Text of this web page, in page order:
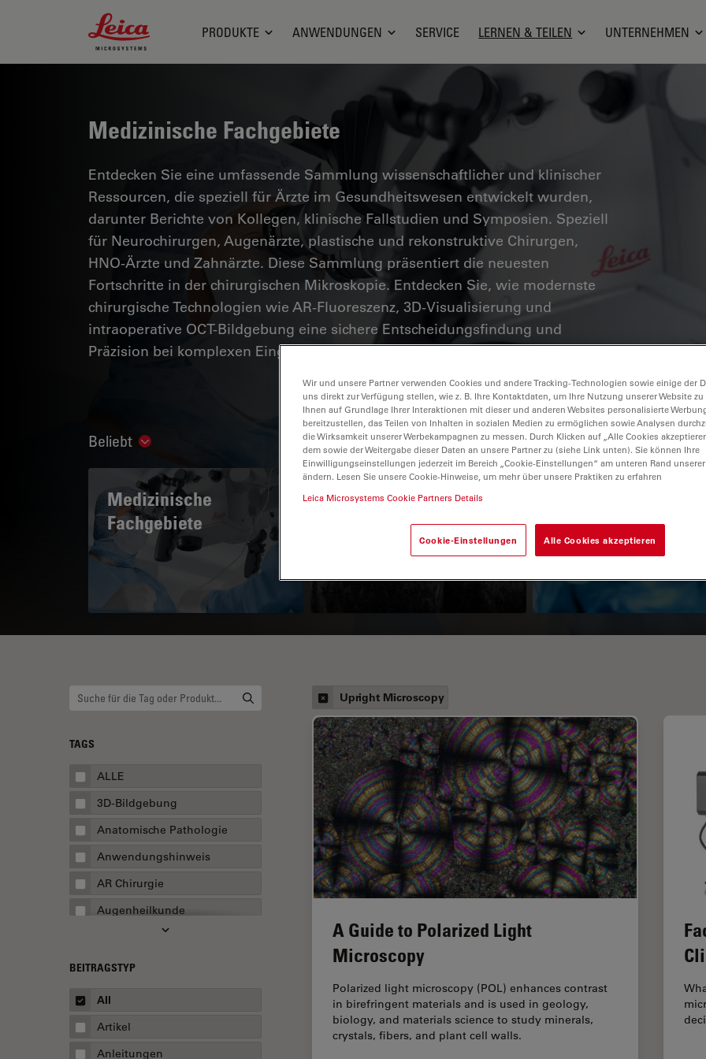
Leica Microsystems Logo
PRODUKTE ANWENDUNGEN SERVICE LERNEN & TEILEN UNTERNEHMEN
Medizinische Fachgebiete
Entdecken Sie eine umfassende Sammlung wissenschaftlicher und klinischer
Ressourcen, die speziell für Ärzte im Gesundheitswesen entwickelt wurden,
darunter Berichte von Kollegen, klinische Fallstudien und Symposien. Speziell
für Neurochirurgen, Augenärzte, plastische und rekonstruktive Chirurgen,
HNO-Ärzte und Zahnärzte. Diese Sammlung präsentiert die neuesten
Fortschritte in der chirurgischen Mikroskopie. Entdecken Sie, wie modernste
chirurgische Technologien wie AR-Fluoreszenz, 3D-Visualisierung und
intraoperative OCT-Bildgebung eine sichere Entscheidungsfindung und
Präzision bei komplexen Eingriffen ermöglichen.
Beliebt Show subnavigation
Medizinische
Fachgebiete
A Guide to OCT
Surgical Microscope
TAGS
ALLE
3D-Bildgebung
Anatomische Pathologie
Anwendungshinweis
AR Chirurgie
Augenheilkunde
Augmented Reality
Ausbildung
Transport
BEITRAGSTYP
All
Artikel
Anleitungen
Upright Microscopy
A Guide to Polarized Light
Microscopy
Polarized light microscopy (POL) enhances contrast
in birefringent materials and is used in geology,
biology, and materials science to study minerals,
crystals, fibers, and plant cell walls.
Wir und unsere Partner verwenden Cookies und andere Tracking-Technologien sowie einige der
uns direkt zur Verfügung stellen, wie z. B. Ihre Kontaktdaten, um Ihre Nutzung unserer Website zu
Ihnen auf Grundlage Ihrer Interaktionen mit dieser und anderen Websites personalisierte
bereitzustellen, das Teilen von Inhalten in sozialen Medien zu ermöglichen sowie Analysen
die Wirksamkeit unserer Werbekampagnen zu messen. Durch Klicken auf „Alle Cookies
dem sowie der Weitergabe dieser Daten an unsere Partner zu (siehe Link unten). Sie können Ihre
Einwilligungseinstellungen jederzeit im Bereich „Cookie-Einstellungen“ am unteren Rand
ändern. Lesen Sie unsere Cookie-Hinweise, um mehr über unsere Praktiken zu erfahren
Leica Microsystems Cookie Partners Details
Cookie-Einstellungen Alle Cookies akzeptieren